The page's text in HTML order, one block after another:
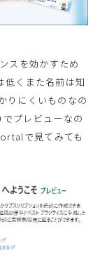
スを効かすため
低くまた名前は知
りにくいものなの
でプレビューなの
で見てみても